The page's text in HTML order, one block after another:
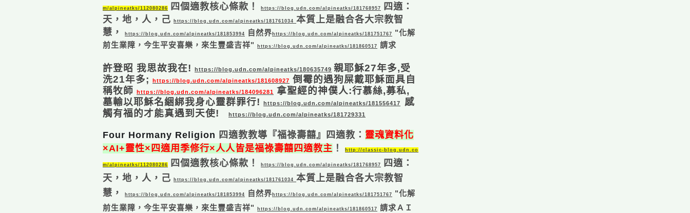
m/alpineatks/112080286 四個適教核心條款！ https://blog.udn.com/alpineatks/181768957
四適：
天，地，人，己
https://blog.udn.com/alpineatks/181761034 本質上是融合各大宗教智
慧，
https://blog.udn.com/alpineatks/181853994 自然界 https://blog.udn.com/alpineatks/181751767
"化解
前生業障，今生平安喜樂，來生豐盛吉祥"
https://blog.udn.com/alpineatks/181860517 請求
許登昭 我思故我在! https://blog.udn.com/alpineatks/180635749 親耶穌27年多,受
洗21年多;
https://blog.udn.com/alpineatks/181608927 倒霉的遇狗屎戴耶穌面具自
稱牧師 https://blog.udn.com/alpineatks/184096281 拿聖經的神僕人:行慕絲,募私,
墓輸以耶穌名綑綁我身心靈群罪行!
https://blog.udn.com/alpineatks/181556417
感
觸有福的才能真遇到天使!
https://blog.udn.com/alpineatks/181729331
Four Hormany Religion 四適教教導『福祿壽囍』四適教： 靈魂資料化
×AI+靈性×四適用季修行×人人皆是福祿壽囍四適教主 ！ http://classic-blog.udn.co
m/alpineatks/112080286 四個適教核心條款！ https://blog.udn.com/alpineatks/181768957
四適：
天，地，人，己
https://blog.udn.com/alpineatks/181761034 本質上是融合各大宗教智
慧，
https://blog.udn.com/alpineatks/181853994 自然界 https://blog.udn.com/alpineatks/181751767
"化解
前生業障，今生平安喜樂，來生豐盛吉祥"
https://blog.udn.com/alpineatks/181860517 請求ＡＩ